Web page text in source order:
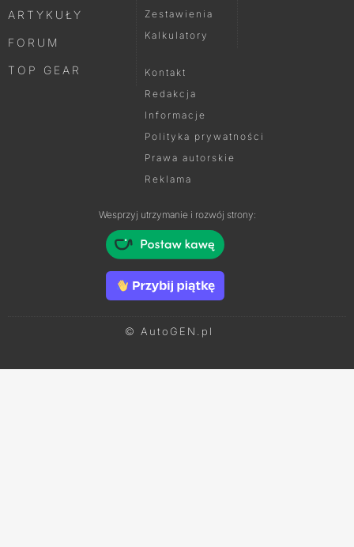
ARTYKUŁY
FORUM
TOP GEAR
Zestawienia
Kalkulatory
Kontakt
Redakcja
Informacje
Polityka prywatności
Prawa autorskie
Reklama
Wesprzyj utrzymanie i rozwój strony:
© AutoGEN.pl